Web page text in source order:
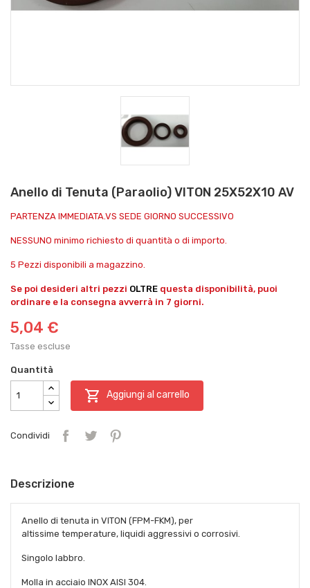
Anello di Tenuta (Paraolio) VITON 25X52X10 AV
PARTENZA IMMEDIATA.VS SEDE GIORNO SUCCESSIVO
NESSUNO minimo richiesto di quantità o di importo.
5 Pezzi disponibili a magazzino.
Se poi desideri altri pezzi OLTRE questa disponibilità, puoi
ordinare e la consegna avverrà in 7 giorni.
5,04 €
Tasse escluse
Quantità
 Aggiungi al carrello
Condividi
Descrizione
Anello di tenuta in VITON (FPM-FKM), per
altissime temperature, liquidi aggressivi o corrosivi.
Singolo labbro.
Molla in acciaio INOX AISI 304.